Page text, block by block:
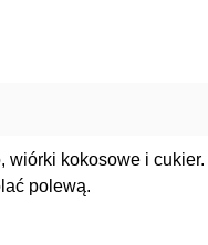
wiórki kokosowe i
polewą.